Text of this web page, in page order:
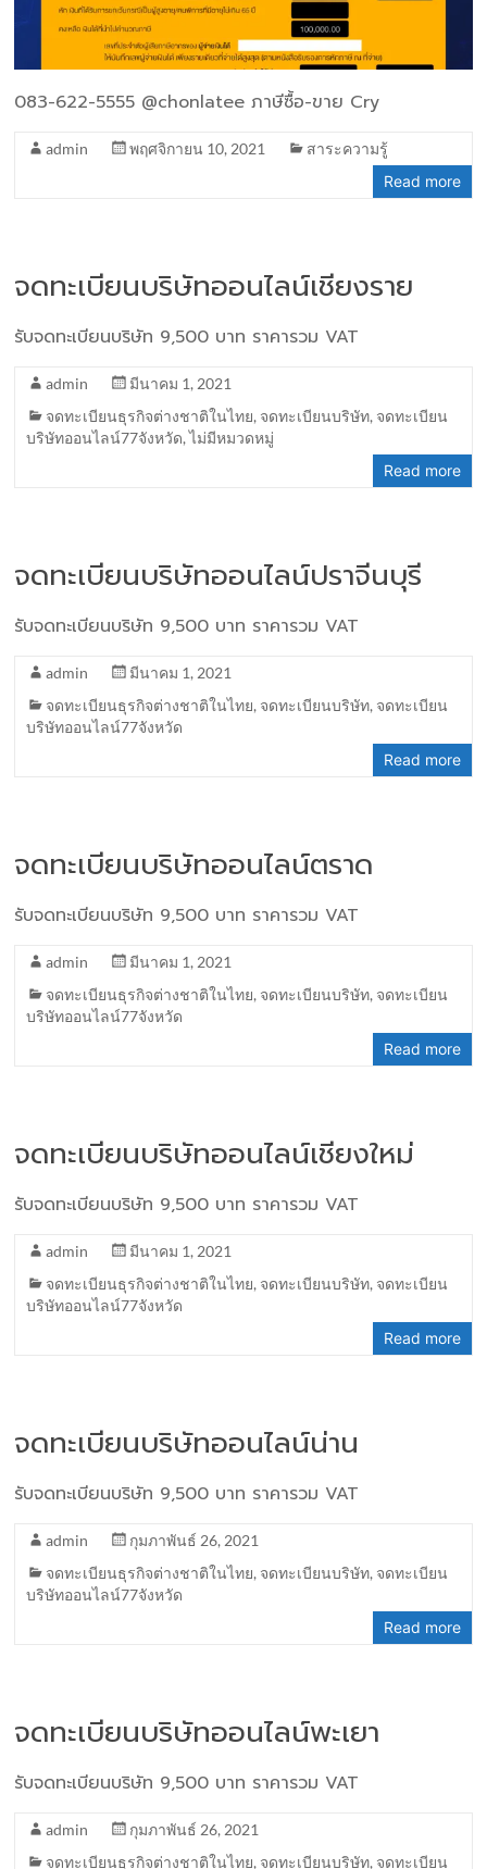
083-622-5555 @chonlatee ภาษีซื้อ-ขาย Cry
admin พฤศจิกายน 10, 2021
สาระความรู้
Read more
จดทะเบียนบริษัทออนไลน์เชียงราย
รับจดทะเบียนบริษัท 9,500 บาท ราคารวม VAT
admin
มีนาคม 1, 2021
จดทะเบียนธุรกิจต่างชาติในไทย, จดทะเบียนบริษัท, จดทะเบียน
บริษัทออนไลน์77จังหวัด,ไม่มีหมวดหมู่
Read more
จดทะเบียนบริษัทออนไลน์ปราจีนบุรี
รับจดทะเบียนบริษัท 9,500 บาท ราคารวม VAT
admin
มีนาคม 1, 2021
จดทะเบียนธุรกิจต่างชาติในไทย, จดทะเบียนบริษัท, จดทะเบียน
บริษัทออนไลน์77จังหวัด
Read more
จดทะเบียนบริษัทออนไลน์ตราด
รับจดทะเบียนบริษัท 9,500 บาท ราคารวม VAT
admin
มีนาคม 1, 2021
จดทะเบียนธุรกิจต่างชาติในไทย, จดทะเบียนบริษัท, จดทะเบียน
บริษัทออนไลน์77จังหวัด
Read more
จดทะเบียนบริษัทออนไลน์เชียงใหม่
รับจดทะเบียนบริษัท 9,500 บาท ราคารวม VAT
admin
มีนาคม 1, 2021
จดทะเบียนธุรกิจต่างชาติในไทย, จดทะเบียนบริษัท, จดทะเบียน
บริษัทออนไลน์77จังหวัด
Read more
จดทะเบียนบริษัทออนไลน์น่าน
รับจดทะเบียนบริษัท 9,500 บาท ราคารวม VAT
admin
กุมภาพันธ์ 26, 2021
จดทะเบียนธุรกิจต่างชาติในไทย, จดทะเบียนบริษัท, จดทะเบียน
บริษัทออนไลน์77จังหวัด
Read more
จดทะเบียนบริษัทออนไลน์พะเยา
รับจดทะเบียนบริษัท 9,500 บาท ราคารวม VAT
admin
กุมภาพันธ์ 26, 2021
จดทะเบียนธุรกิจต่างชาติในไทย, จดทะเบียนบริษัท, จดทะเบียน